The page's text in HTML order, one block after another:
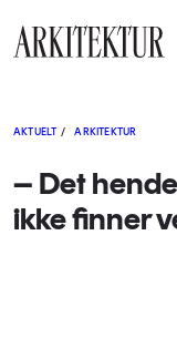
AKTUELT / ARKITEKTUR
– Det
ikke finner